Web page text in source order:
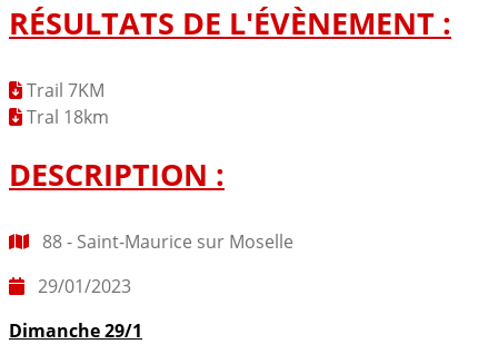
RÉSULTATS DE L'ÉVÈNEMENT :
Trail 7KM
Tral 18km
DESCRIPTION :
88 - Saint-Maurice sur Moselle
29/01/2023
Dimanche 29/1